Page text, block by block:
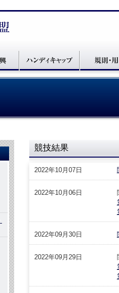
競技結果
2022年10月07日
2022年10月06日
2022年09月30日
2022年09月29日